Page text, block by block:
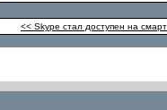
<< Skype стал доступен на